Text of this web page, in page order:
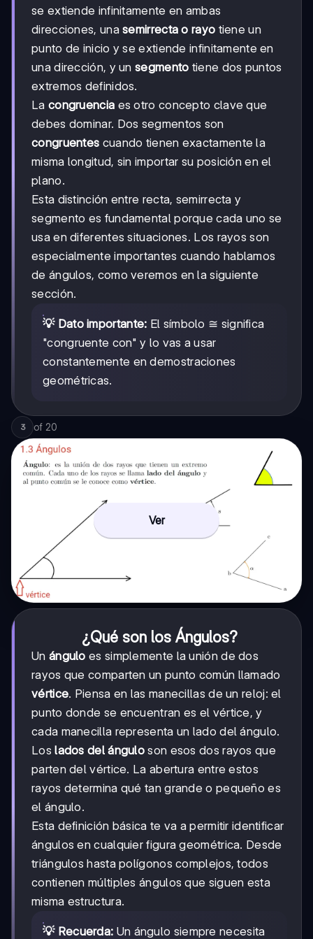
se extiende infinitamente en ambas
direcciones, unasemirrecta o rayo tiene un
punto de inicio y se extiende infinitamente en
una dirección, y unsegmento tiene dos puntos
extremos definidos.
La congruencia es otro concepto clave que
debes dominar. Dos segmentos son
congruentes cuando tienen exactamente la
misma longitud, sin importar su posición en el
plano.
Esta distinción entre recta, semirrecta y
segmento es fundamental porque cada uno se
usa en diferentes situaciones. Los rayos son
especialmente importantes cuando hablamos
de ángulos, como veremos en la siguiente
sección.
💡 Dato importante: El símbolo ≅ significa
"congruente con" y lo vas a usar
constantemente en demostraciones
geométricas.
3 of 20
Ver
¿Qué son los Ángulos?
Un ángulo es simplemente la unión de dos
rayos que comparten un punto común llamado
vértice. Piensa en las manecillas de un reloj: el
punto donde se encuentran es el vértice, y
cada manecilla representa un lado del ángulo.
Loslados del ángulo son esos dos rayos que
parten del vértice. La abertura entre estos
rayos determina qué tan grande o pequeño es
el ángulo.
Esta definición básica te va a permitir identificar
ángulos en cualquier figura geométrica. Desde
triángulos hasta polígonos complejos, todos
contienen múltiples ángulos que siguen esta
misma estructura.
💡 Recuerda: Un ángulo siempre necesita